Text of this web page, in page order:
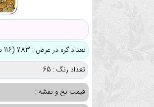
تعداد گره در عرض : 783 (116 سانتی متر)
تعداد رنگ : 65
قیمت نخ و نقشه :